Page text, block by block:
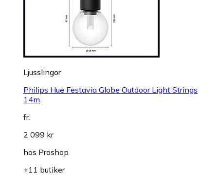
Ljusslingor
Philips Hue Festavia Globe Outdoor Light Strings
14m
fr.
2 099 kr
hos Proshop
+11 butiker